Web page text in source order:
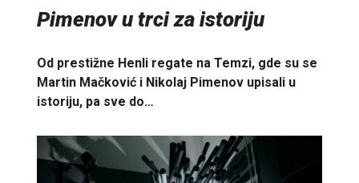
Pimenov u trci za istoriju
Od prestižne Henli regate na Temzi, gde su se
Martin Mačković i Nikolaj Pimenov upisali u
istoriju, pa sve do…